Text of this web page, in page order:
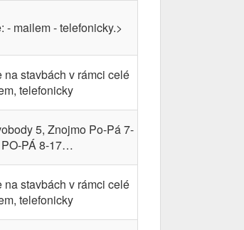
- mailem - telefonicky.>
stavbách v rámci celé
telefonicky
5, Znojmo Po-Pá 7-
PO-PÁ 8-17…
stavbách v rámci celé
telefonicky